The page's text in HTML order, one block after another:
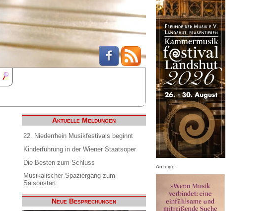
Aktuelle Meldungen
22. Niederrhein Musikfestivals beginnt
Kinderführung in der Wiener Staatsoper
Die Besten zum Schluss
Musikalischer Spaziergang zum
Saisonstart
Neue Besprechungen
Anzeige